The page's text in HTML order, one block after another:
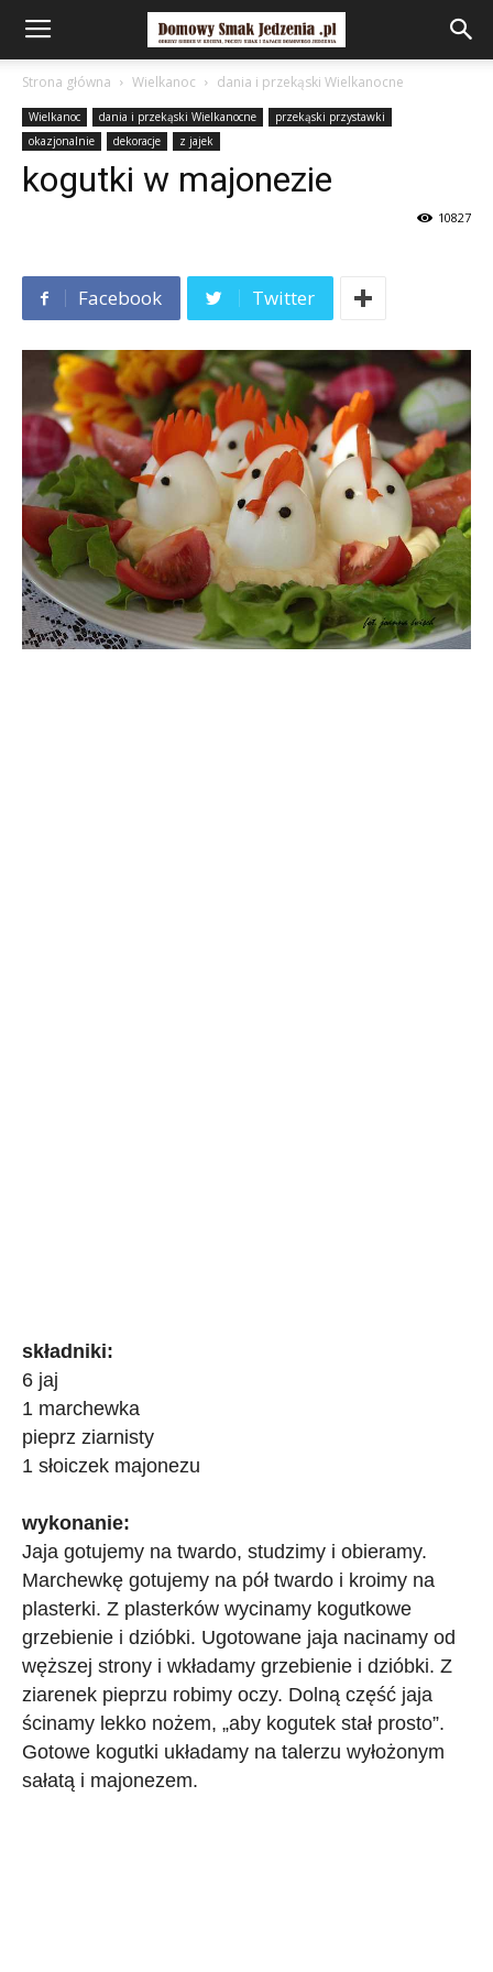
Strona główna Wielkanoc dania i przekąski Wielkanocne
Wielkanoc dania i przekąski Wielkanocne
przekąski przystawki
okazjonalnie
dekoracje z jajek
kogutki w majonezie
10827
Facebook Twitter
składniki:
6 jaj
1 marchewka
pieprz ziarnisty
1 słoiczek majonezu
wykonanie:
Jaja gotujemy na twardo, studzimy i obieramy.
Marchewkę gotujemy na pół twardo i kroimy na
plasterki. Z plasterków wycinamy kogutkowe
grzebienie i dzióbki. Ugotowane jaja nacinamy od
węższej strony i wkładamy grzebienie i dzióbki. Z
ziarenek pieprzu robimy oczy. Dolną część jaja
ścinamy lekko nożem, „aby kogutek stał prosto”.
Gotowe kogutki układamy na talerzu wyłożonym
sałatą i majonezem.